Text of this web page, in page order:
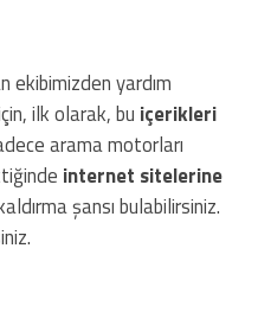
ekibimizden yardım
ilk olarak, bu içerikleri
arama motorları
internet sitelerine
şansı bulabilirsiniz.